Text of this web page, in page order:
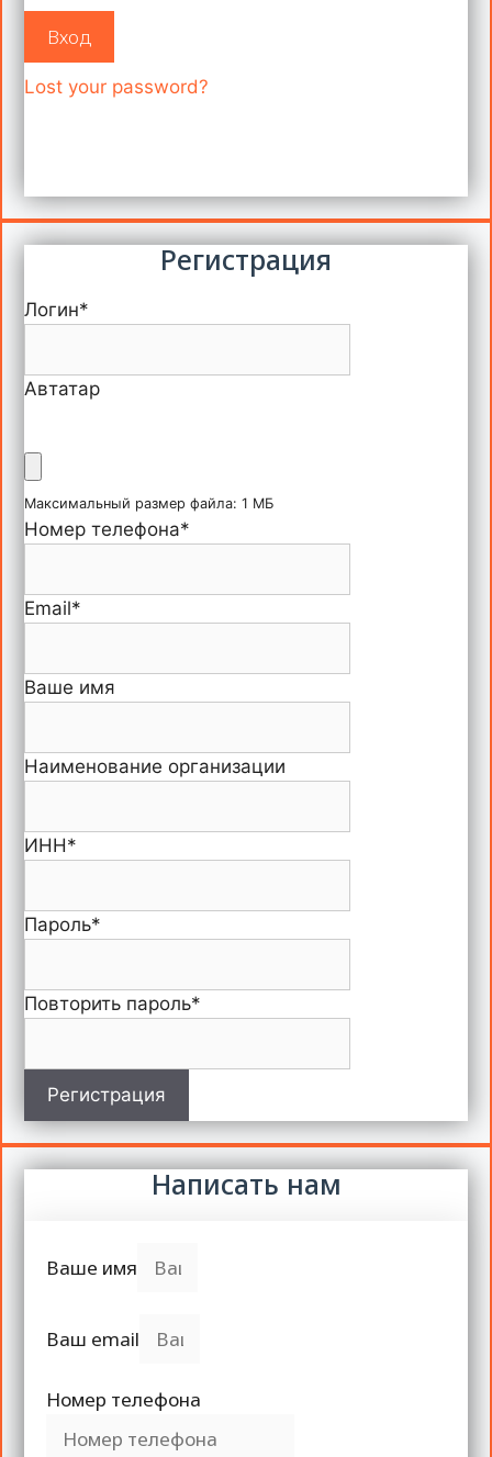
Вход
Lost your password?
Регистрация
Логин*
Автатар
Максимальный размер файла: 1 МБ
Номер телефона*
Email*
Ваше имя
Наименование организации
ИНН*
Пароль*
Повторить пароль*
Регистрация
Написать нам
Ваше имя
Ваш email
Номер телефона